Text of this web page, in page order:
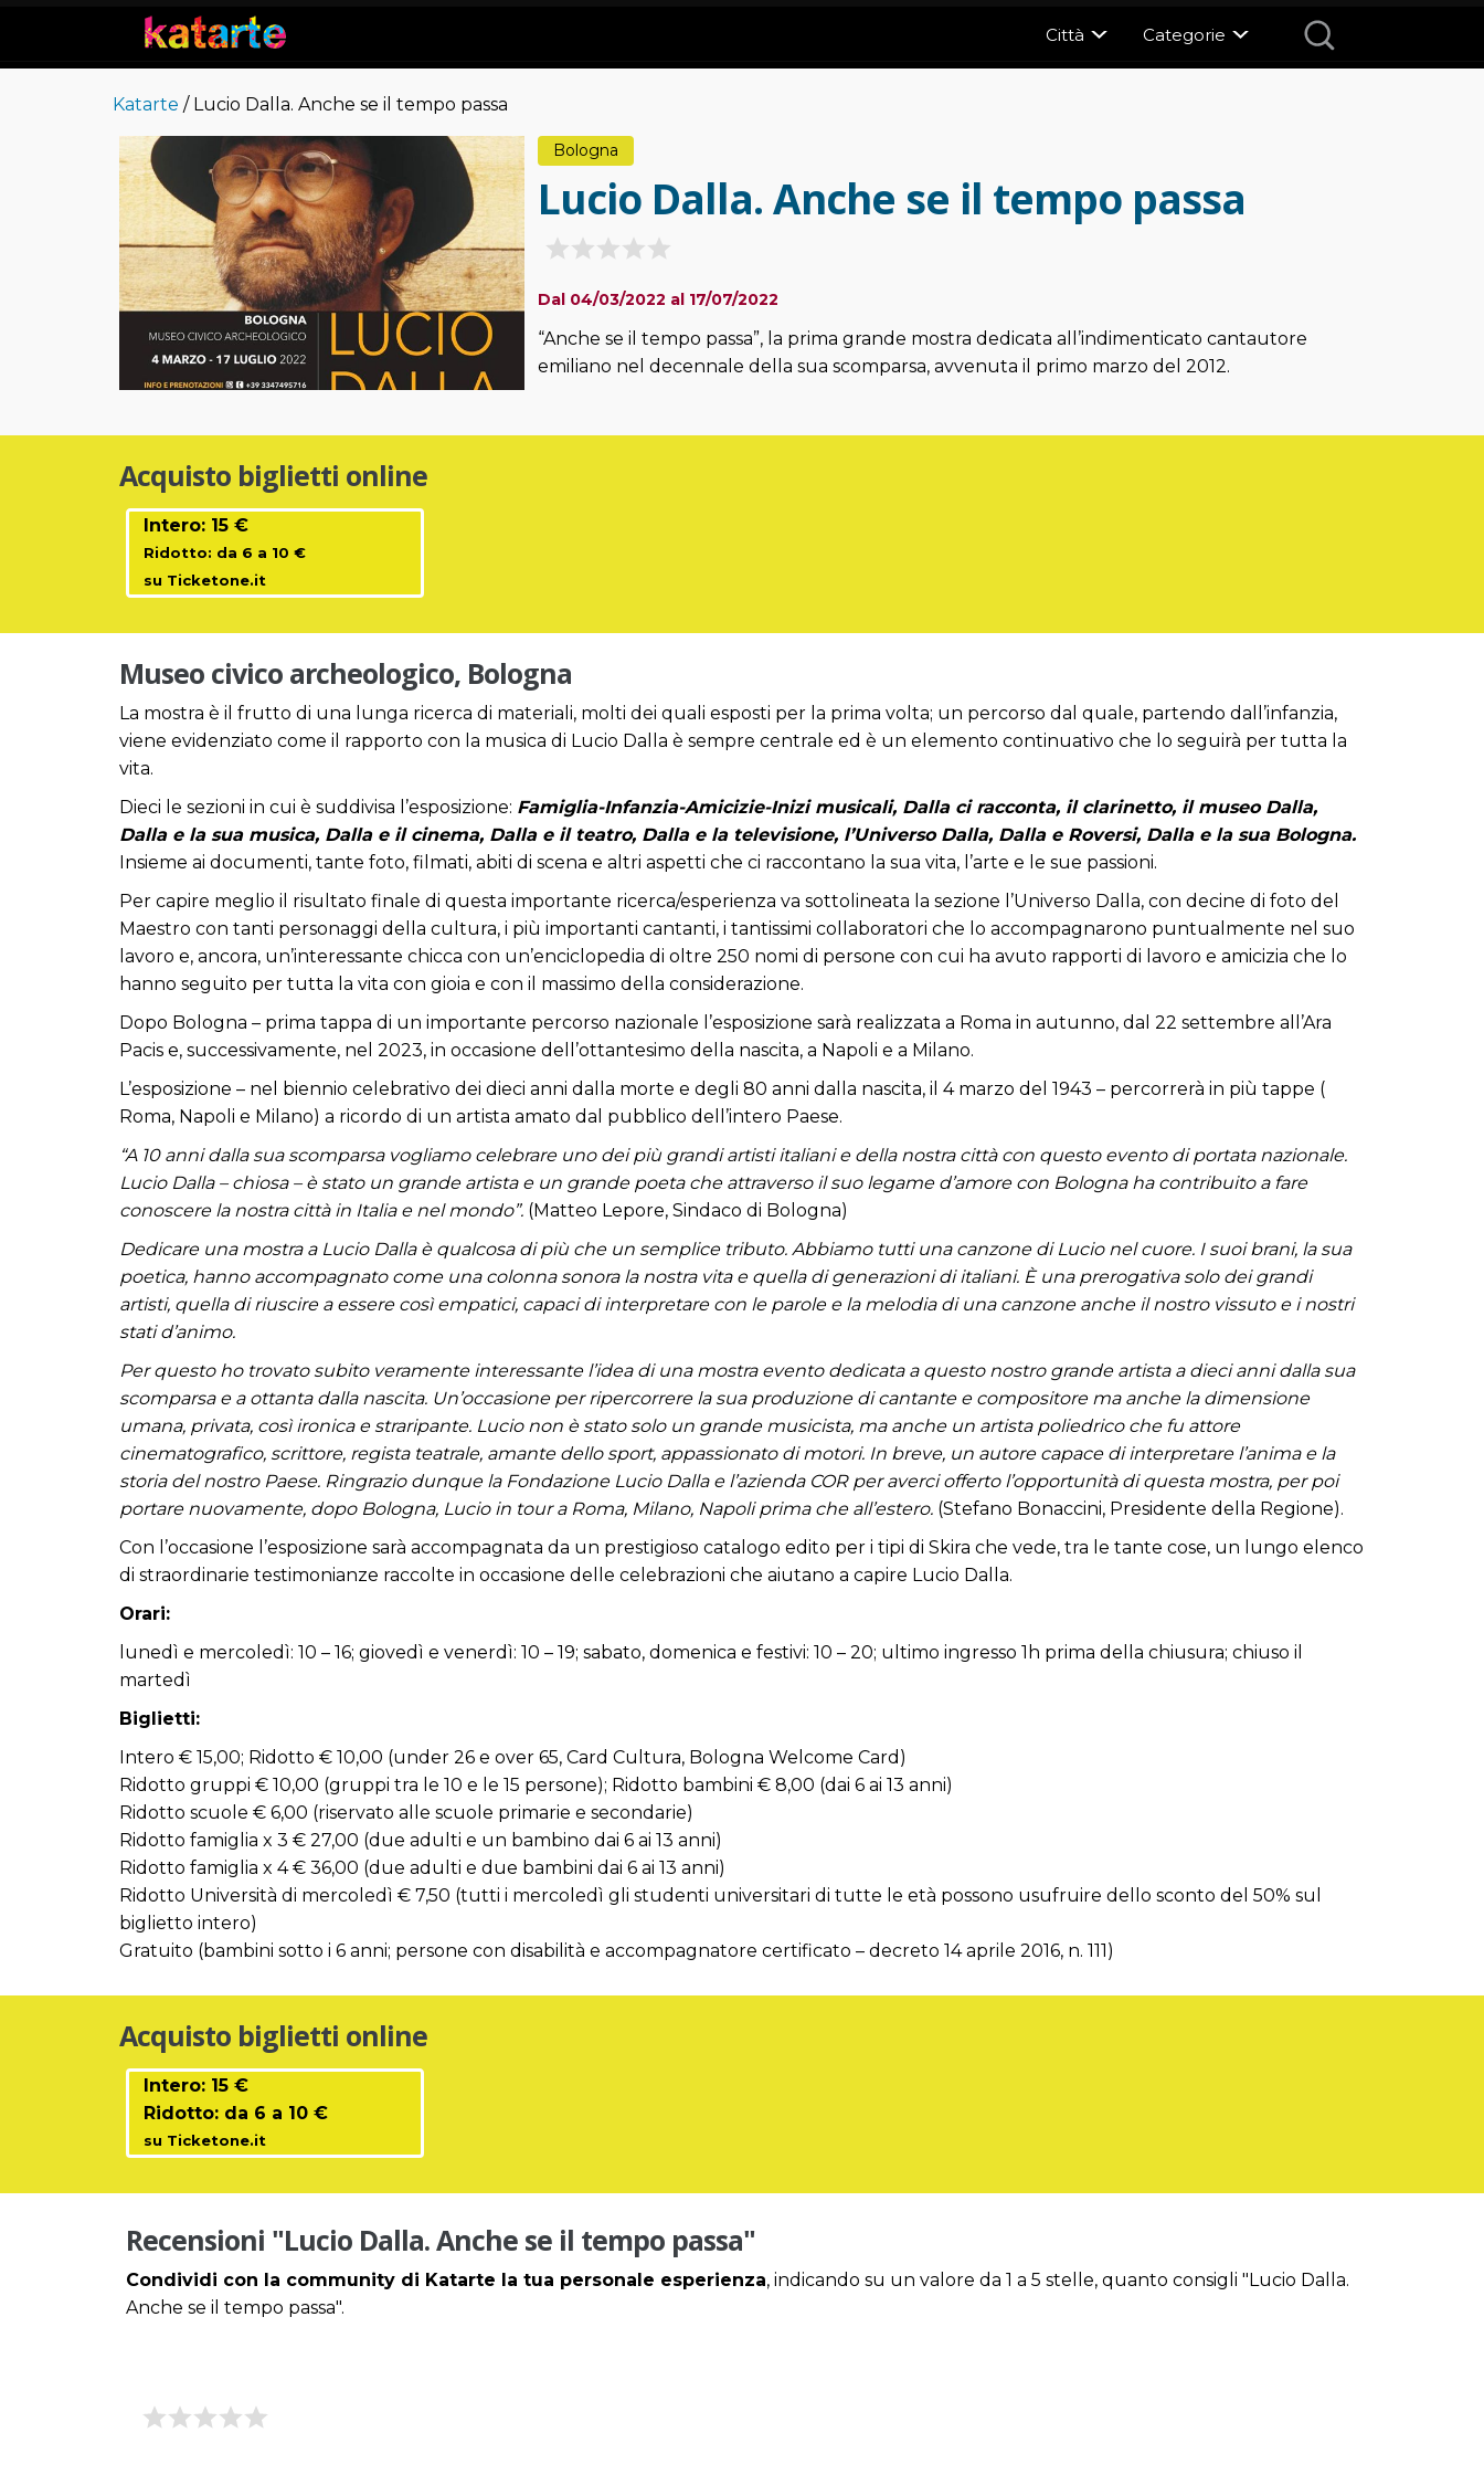
Città Categorie
Katarte / Lucio Dalla. Anche se il tempo passa
Bologna
Lucio Dalla. Anche se il tempo passa
Dal 04/03/2022 al 17/07/2022
“Anche se il tempo passa”, la prima grande mostra dedicata all’indimenticato cantautore
emiliano nel decennale della sua scomparsa, avvenuta il primo marzo del 2012.
Acquisto biglietti online
Intero: 15 €
Ridotto: da 6 a 10 €
su Ticketone.it
Museo civico archeologico, Bologna
La mostra è il frutto di una lunga ricerca di materiali, molti dei quali esposti per la prima volta; un percorso dal quale, partendo dall’infanzia,
viene evidenziato come il rapporto con la musica di Lucio Dalla è sempre centrale ed è un elemento continuativo che lo seguirà per tutta la
vita.
Dieci le sezioni in cui è suddivisa l’esposizione: Famiglia-Infanzia-Amicizie-Inizi musicali, Dalla ci racconta, il clarinetto, il museo Dalla,
Dalla e la sua musica, Dalla e il cinema, Dalla e il teatro, Dalla e la televisione, l’Universo Dalla, Dalla e Roversi, Dalla e la sua Bologna.
Insieme ai documenti, tante foto, filmati, abiti di scena e altri aspetti che ci raccontano la sua vita, l’arte e le sue passioni.
Per capire meglio il risultato finale di questa importante ricerca/esperienza va sottolineata la sezione l’Universo Dalla, con decine di foto del
Maestro con tanti personaggi della cultura, i più importanti cantanti, i tantissimi collaboratori che lo accompagnarono puntualmente nel suo
lavoro e, ancora, un’interessante chicca con un’enciclopedia di oltre 250 nomi di persone con cui ha avuto rapporti di lavoro e amicizia che lo
hanno seguito per tutta la vita con gioia e con il massimo della considerazione.
Dopo Bologna – prima tappa di un importante percorso nazionale l’esposizione sarà realizzata a Roma in autunno, dal 22 settembre all’Ara
Pacis e, successivamente, nel 2023, in occasione dell’ottantesimo della nascita, a Napoli e a Milano.
L’esposizione – nel biennio celebrativo dei dieci anni dalla morte e degli 80 anni dalla nascita, il 4 marzo del 1943 – percorrerà in più tappe (
Roma, Napoli e Milano) a ricordo di un artista amato dal pubblico dell’intero Paese.
“A 10 anni dalla sua scomparsavogliamo celebrare uno dei più grandi artisti italiani e della nostra città con questo evento di portata nazionale.
Lucio Dalla – chiosa – è stato un grande artista e un grande poeta che attraverso il suo legame d’amore con Bologna ha contribuito a fare
conoscere la nostra città in Italia e nel mondo”. (Matteo Lepore, Sindaco di Bologna)
Dedicare una mostra a Lucio Dalla è qualcosa di più che un semplice tributo. Abbiamo tutti una canzone di Lucio nel cuore. I suoi brani, la sua
poetica, hanno accompagnato come una colonna sonora la nostra vita e quella di generazioni di italiani. È una prerogativa solo dei grandi
artisti, quella di riuscire a essere così empatici, capaci di interpretare con le parole e la melodia di una canzone anche il nostro vissuto e i nostri
stati d’animo.
Per questo ho trovato subito veramente interessante l’idea di una mostra evento dedicata a questo nostro grande artista a dieci anni dalla sua
scomparsa e a ottanta dalla nascita. Un’occasione per ripercorrere la sua produzione di cantante e compositore ma anche la dimensione
umana, privata, così ironica e straripante. Lucio non è stato solo un grande musicista, ma anche un artista poliedrico che fu attore
cinematografico, scrittore, regista teatrale, amante dello sport, appassionato di motori. In breve, un autore capace di interpretare l’anima e la
storia del nostro Paese. Ringrazio dunque la Fondazione Lucio Dalla e l’azienda COR per averci offerto l’opportunità di questa mostra, per poi
portare nuovamente, dopo Bologna, Lucio in tour a Roma, Milano, Napoli prima che all’estero. (Stefano Bonaccini, Presidente della Regione).
Con l’occasione l’esposizione sarà accompagnata da un prestigioso catalogo edito per i tipi di Skira che vede, tra le tante cose, un lungo elenco
di straordinarie testimonianze raccolte in occasione delle celebrazioni che aiutano a capire Lucio Dalla.
Orari:
lunedì e mercoledì: 10 – 16; giovedì e venerdì: 10 – 19; sabato, domenica e festivi: 10 – 20; ultimo ingresso 1h prima della chiusura; chiuso il
martedì
Biglietti:
Intero € 15,00; Ridotto € 10,00 (under 26 e over 65, Card Cultura, Bologna Welcome Card)
Ridotto gruppi € 10,00 (gruppi tra le 10 e le 15 persone); Ridotto bambini € 8,00 (dai 6 ai 13 anni)
Ridotto scuole € 6,00 (riservato alle scuole primarie e secondarie)
Ridotto famiglia x 3 € 27,00 (due adulti e un bambino dai 6 ai 13 anni)
Ridotto famiglia x 4 € 36,00 (due adulti e due bambini dai 6 ai 13 anni)
Ridotto Università di mercoledì € 7,50 (tutti i mercoledì gli studenti universitari di tutte le età possono usufruire dello sconto del 50% sul
biglietto intero)
Gratuito (bambini sotto i 6 anni; persone con disabilità e accompagnatore certificato – decreto 14 aprile 2016, n. 111)
Acquisto biglietti online
Intero: 15 €
Ridotto: da 6 a 10 €
su Ticketone.it
Recensioni "Lucio Dalla. Anche se il tempo passa"
Condividi con la community di Katarte la tua personale esperienza, indicando su un valore da 1 a 5 stelle, quanto consigli "Lucio Dalla.
Anche se il tempo passa".